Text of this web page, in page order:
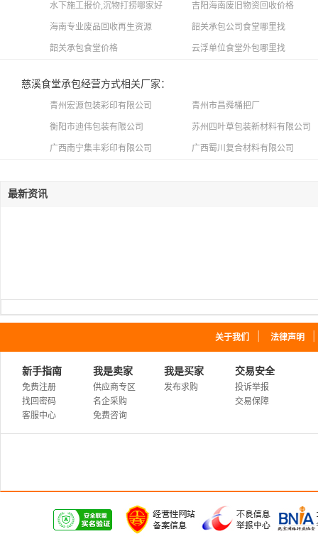
水下施工报价,沉物打捞哪家好 吉阳海南废旧物资回收价格
海南专业废品回收再生资源 韶关承包公司食堂哪里找
韶关承包食堂价格 云浮单位食堂外包哪里找
慈溪食堂承包经营方式相关厂家：
青州宏源包装彩印有限公司 青州市昌舜桶把厂
衡阳市迪伟包装有限公司 苏州四叶草包装新材料有限公司
广西南宁集丰彩印有限公司 广西蜀川复合材料有限公司
最新资讯
关于我们 法律声明
新手指南
免费注册
找回密码
客服中心
我是卖家
供应商专区
名企采购
免费咨询
我是买家
发布求购
交易安全
投诉举报
交易保障